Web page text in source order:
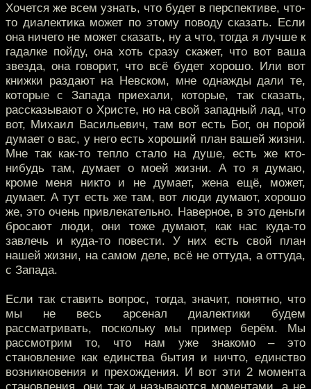
Хочется же всем узнать, что будет в перспективе, что-
то диалектика может по этому поводу сказать. Если
она ничего не может сказать, ну а что, тогда я лучше к
гадалке пойду, она хоть сразу скажет, что вот ваша
звезда, она говорит, что всё будет хорошо. Или вот
книжки раздают на Невском, мне однажды дали те,
которые с Запада приехали, которые, так сказать,
рассказывают о Христе, но на свой западный лад, что
вот, Михаил Васильевич, там вот есть Бог, он порой
думает о вас, у него есть хороший план вашей жизни.
Мне так как-то тепло стало на душе, есть же кто-
нибудь там, думает о моей жизни. А то я думаю,
кроме меня никто и не думает, жена ещё, может,
думает. А тут есть же там, вот люди думают, хорошо
же, это очень привлекательно. Наверное, в это деньги
бросают люди, они тоже думают, как нас куда-то
завлечь и куда-то повести. У них есть свой план
нашей жизни, на самом деле, всё не оттуда, а оттуда,
с Запада.
Если так ставить вопрос, тогда, значит, понятно, что
мы не весь арсенал диалектики будем
рассматривать, поскольку мы пример берём. Мы
рассмотрим то, что нам уже знакомо – это
становление как единства бытия и ничто, единство
возникновения и прехождения. И вот эти 2 момента